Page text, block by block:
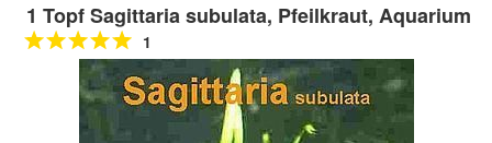
1 Topf Sagittaria subulata, Pfeilkraut, Aquarium
1